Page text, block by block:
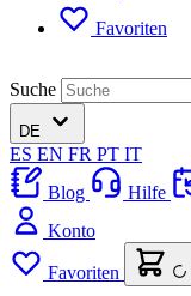
Favoriten
Suche
DE
ES EN FR PT IT
Blog
Hilfe
Konto
Favoriten